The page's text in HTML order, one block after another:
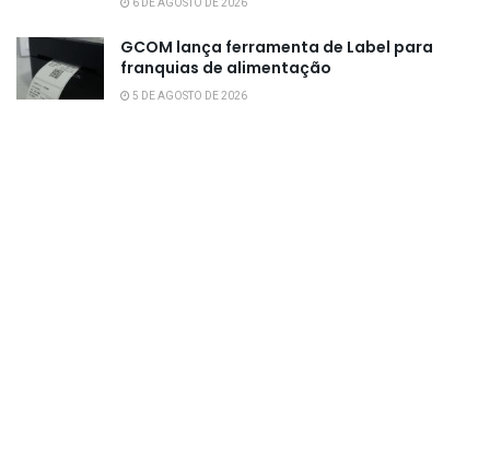
GCOM lança ferramenta de Label para
franquias de alimentação
5 DE AGOSTO DE 2026